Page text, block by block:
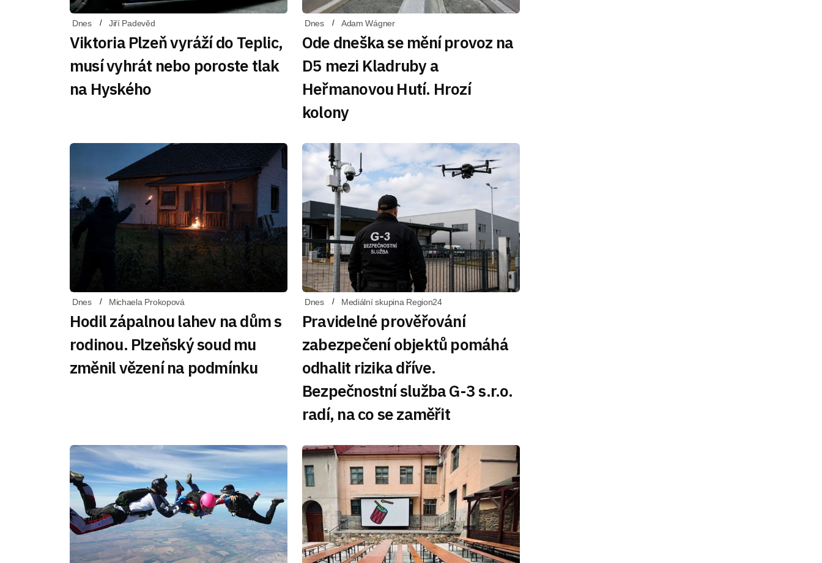
Dnes Jiří Padevěd
Viktoria Plzeň vyráží do Teplic,
musí vyhrát nebo poroste tlak
na Hyského
Dnes Adam Wágner
Ode dneška se mění provoz na
D5 mezi Kladruby a
Heřmanovou Hutí. Hrozí
kolony
Dnes Michaela Prokopová
Hodil zápalnou lahev na dům s
rodinou. Plzeňský soud mu
změnil vězení na podmínku
Dnes Mediální skupina Region24
Pravidelné prověřování
zabezpečení objektů pomáhá
odhalit rizika dříve.
Bezpečnostní služba G-3 s.r.o.
radí, na co se zaměřit